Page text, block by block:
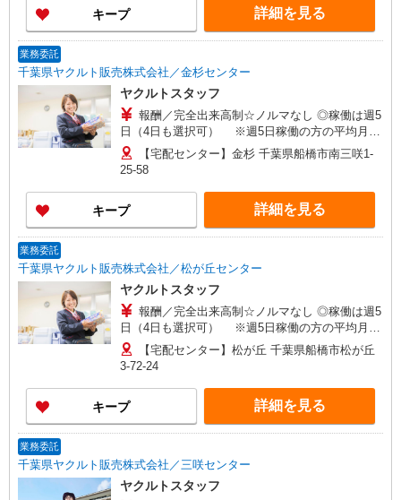
キープ 詳細を見る
業務委託
千葉県ヤクルト販売株式会社／金杉センター
ヤクルトスタッフ
報酬／完全出来高制☆ノルマなし ◎稼働は週5
日（4日も選択可） ※週5日稼働の方の平均月収
27万円 「あなたに合わせた」働き方ができます。
働き方やご希望の収入など、お気軽にお問い合わ
方が活躍中！
【宅配センター】金杉 千葉県船橋市南三咲1-
25-58
キープ 詳細を見る
業務委託
千葉県ヤクルト販売株式会社／松が丘センター
ヤクルトスタッフ
報酬／完全出来高制☆ノルマなし ◎稼働は週5
日（4日も選択可） ※週5日稼働の方の平均月収
27万円 「あなたに合わせた」働き方ができます。
働き方やご希望の収入など、お気軽にお問い合わ
方が活躍中！
【宅配センター】松が丘 千葉県船橋市松が丘
3-72-24
キープ 詳細を見る
業務委託
千葉県ヤクルト販売株式会社／三咲センター
ヤクルトスタッフ